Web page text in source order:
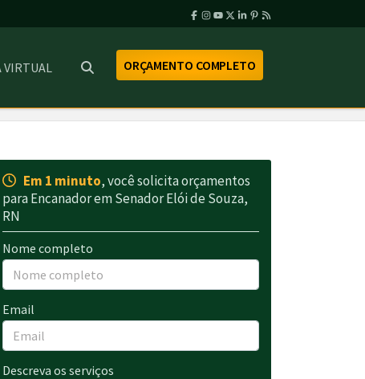
VIRTUAL ORÇAMENTO COMPLETO
Em 1 minuto, você solicita orçamentos
para Encanador em Senador Elói de Souza,
RN
Nome completo
Email
Descreva os serviços